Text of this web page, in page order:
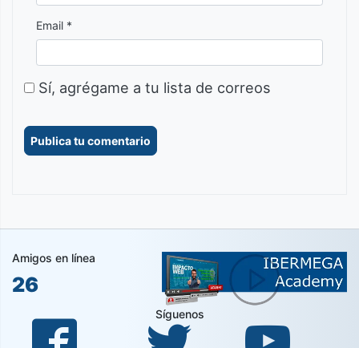
Email *
Sí, agrégame a tu lista de correos
Amigos en línea
26
Síguenos